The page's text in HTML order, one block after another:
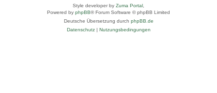
Style developer by Zuma Portal
Powered by phpBB® Forum Software © phpBB Limited
Deutsche Übersetzung durch phpBB.de
Datenschutz| Nutzungsbedingungen